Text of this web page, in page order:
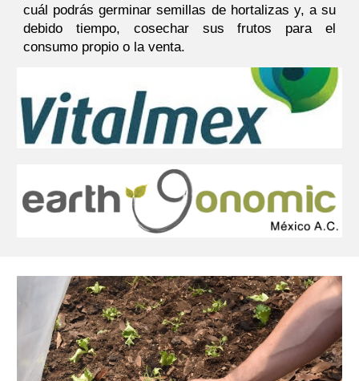
cuál podrás germinar semillas de hortalizas y, a su
debido tiempo, cosechar sus frutos para el
consumo propio o la venta.